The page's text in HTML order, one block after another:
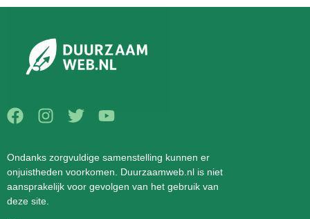
Ondanks zorgvuldige samenstelling kunnen er
onjuistheden voorkomen. Duurzaamweb.nl is niet
aansprakelijk voor gevolgen van het gebruik van
deze site.